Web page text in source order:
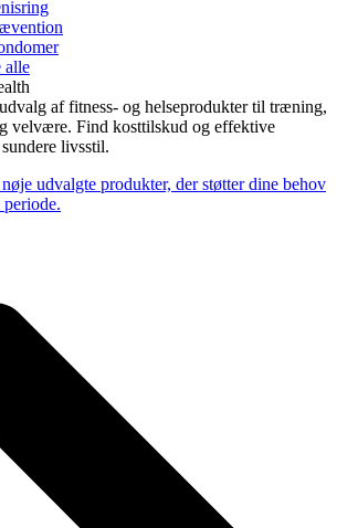
alle
af fitness- og helseprodukter til træning,
velvære. Find kosttilskud og effektive
livsstil.
udvalgte produkter, der støtter dine behov